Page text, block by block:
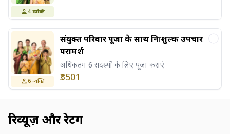
4 व्यक्ति
6 व्यक्ति
संयुक्त परिवार पूजा के साथ निःशुल्क उपचार
परामर्श
अधिकतम 6 सदस्यों के लिए पूजा कराएं
₹3501
रिव्यूज़ और रेटिंग